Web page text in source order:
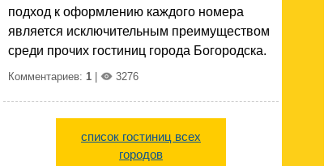
подход к оформлению каждого номера
является исключительным преимуществом
среди прочих гостиниц города Богородска.
Комментариев: 1 | 3276
список гостиниц всех
городов